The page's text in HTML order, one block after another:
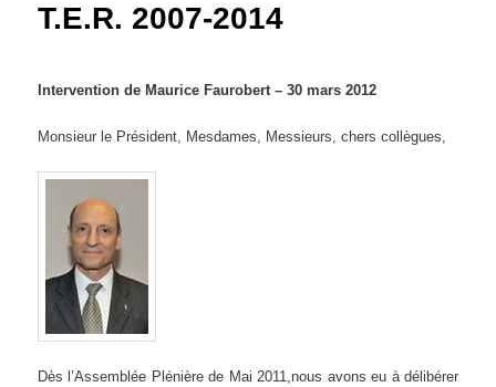
T.E.R. 2007-2014
Intervention de Maurice Faurobert – 30 mars 2012
Monsieur le Président, Mesdames, Messieurs, chers collègues,
Dès l’Assemblée Plénière de Mai 2011,nous avons eu à délibérer